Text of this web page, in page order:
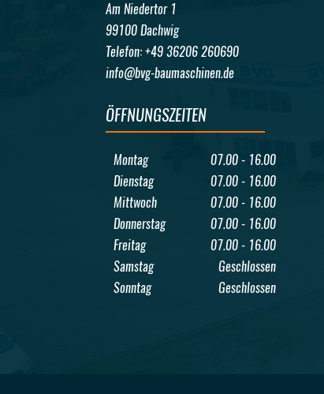
Am Niedertor 1
99100 Dachwig
Telefon: +49 36206 260690
info@bvg-baumaschinen.de
ÖFFNUNGSZEITEN
Montag
07.00 - 16.00
Dienstag
07.00 - 16.00
Mittwoch
07.00 - 16.00
Donnerstag
07.00 - 16.00
Freitag
07.00 - 16.00
Samstag
Geschlossen
Sonntag
Geschlossen